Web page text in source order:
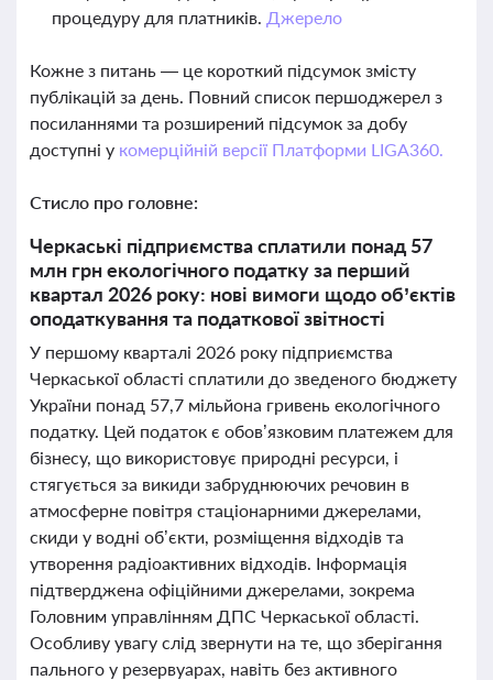
процедуру для платників. Джерело
Кожне з питань — це короткий підсумок змісту
публікацій за день. Повний список першоджерел з
посиланнями та розширений підсумок за добу
доступні у комерційній версії Платформи LIGA360.
Стисло про головне:
Черкаські підприємства сплатили понад 57
млн грн екологічного податку за перший
квартал 2026 року: нові вимоги щодо об’єктів
оподаткування та податкової звітності
У першому кварталі 2026 року підприємства
Черкаської області сплатили до зведеного бюджету
України понад 57,7 мільйона гривень екологічного
податку. Цей податок є обов’язковим платежем для
бізнесу, що використовує природні ресурси, і
стягується за викиди забруднюючих речовин в
атмосферне повітря стаціонарними джерелами,
скиди у водні об’єкти, розміщення відходів та
утворення радіоактивних відходів. Інформація
підтверджена офіційними джерелами, зокрема
Головним управлінням ДПС Черкаської області.
Особливу увагу слід звернути на те, що зберігання
пального у резервуарах, навіть без активного